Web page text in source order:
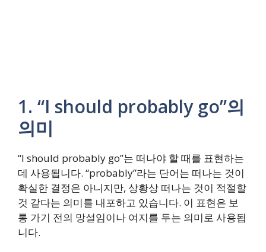
1. “I should probably go”의
의미
“I should probably go”는 떠나야 할 때를 표현하는
데 사용됩니다. “probably”라는 단어는 떠나는 것이
확실한 결정은 아니지만, 상황상 떠나는 것이 적절할
것 같다는 의미를 내포하고 있습니다. 이 표현은 보
통 가기 전의 망설임이나 여지를 두는 의미로 사용됩
니다.